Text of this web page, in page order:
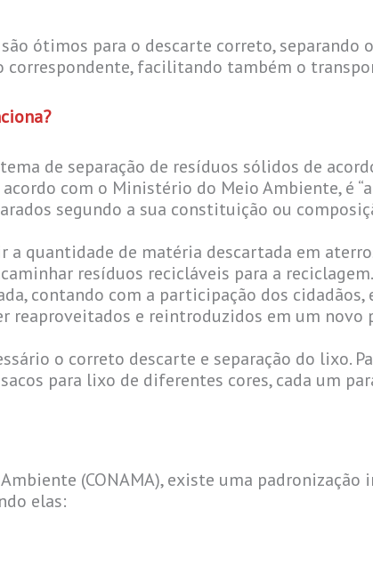
ótimos para o descarte correto, separando
correspondente, facilitando também o
de separação de resíduos sólidos de
com o Ministério do Meio Ambiente, é
segundo a sua constituição ou
a quantidade de matéria descartada em
resíduos recicláveis para a
contando com a participação dos
reaproveitados e reintroduzidos em um novo
o correto descarte e separação do lixo.
para lixo de diferentes cores, cada um
(CONAMA), existe uma padronização
elas: